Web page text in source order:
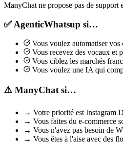
ManyChat ne propose pas de support
✅ AgenticWhatsup si…
Vous voulez automatiser
Vous recevez des vocaux et
Vous ciblez les marchés
Vous voulez une IA qui
⚠️ ManyChat si…
→ Votre priorité est Instagram
→ Vous faites du e-commerce
→ Vous n'avez pas besoin de
→ Vous êtes à l'aise avec des